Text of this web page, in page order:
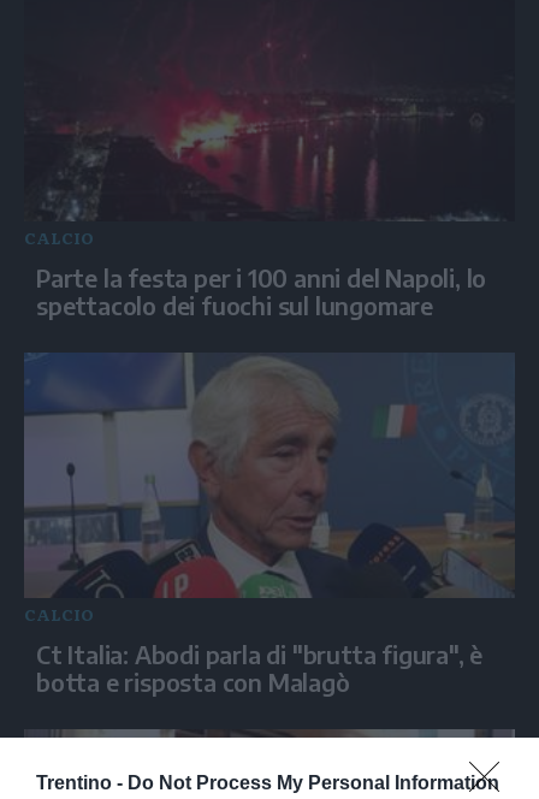
Trentino - Do Not Process My Personal Information
CALCIO
Parte la festa per i 100 anni del Napoli, lo
spettacolo dei fuochi sul lungomare
CALCIO
Ct Italia: Abodi parla di "brutta figura", è
botta e risposta con Malagò